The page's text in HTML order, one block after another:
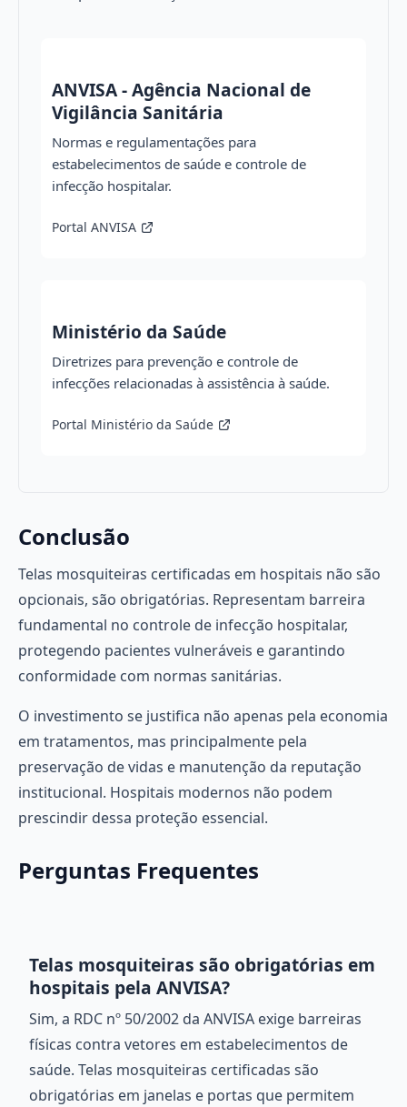
ANVISA - Agência Nacional de
Vigilância Sanitária
Normas e regulamentações para
estabelecimentos de saúde e controle de
infecção hospitalar.
Portal ANVISA
Ministério da Saúde
Diretrizes para prevenção e controle de
infecções relacionadas à assistência à saúde.
Portal Ministério da Saúde
Conclusão
Telas mosquiteiras certificadas em hospitais não são
opcionais, são obrigatórias. Representam barreira
fundamental no controle de infecção hospitalar,
protegendo pacientes vulneráveis e garantindo
conformidade com normas sanitárias.
O investimento se justifica não apenas pela economia
em tratamentos, mas principalmente pela
preservação de vidas e manutenção da reputação
institucional. Hospitais modernos não podem
prescindir dessa proteção essencial.
Perguntas Frequentes
Telas mosquiteiras são obrigatórias em
hospitais pela ANVISA?
Sim, a RDC nº 50/2002 da ANVISA exige barreiras
físicas contra vetores em estabelecimentos de
saúde. Telas mosquiteiras certificadas são
obrigatórias em janelas e portas que permitem